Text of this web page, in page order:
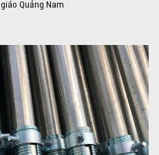
Quảng Nam